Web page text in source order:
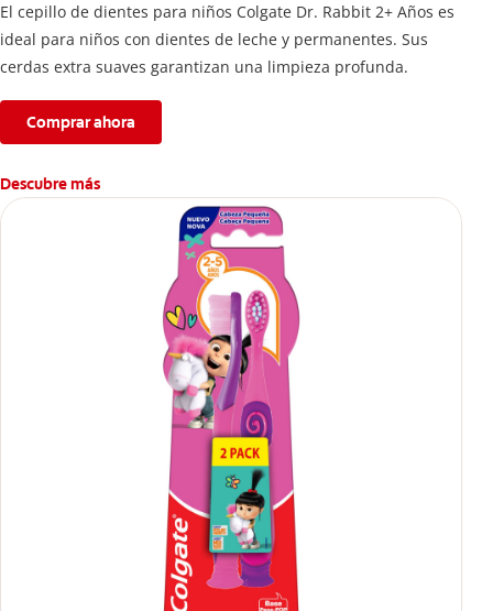
El cepillo de dientes para niños Colgate Dr. Rabbit 2+ Años es
ideal para niños con dientes de leche y permanentes. Sus
cerdas extra suaves garantizan una limpieza profunda.
Comprar ahora
Descubre más